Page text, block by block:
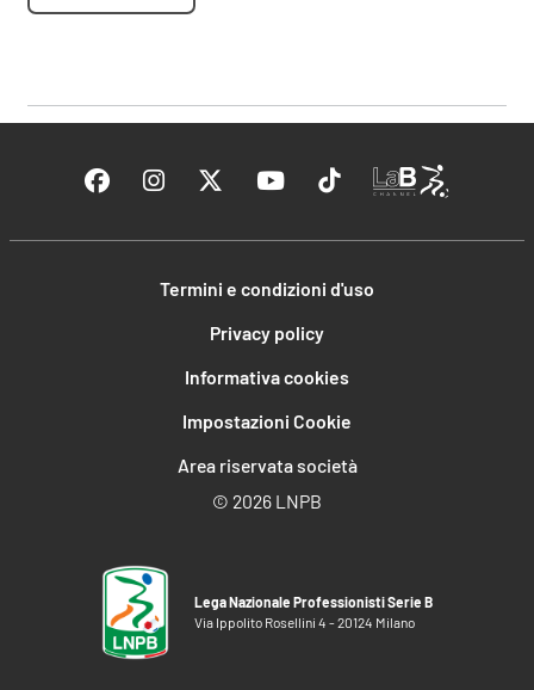
Termini e condizioni d'uso
Privacy policy
Informativa cookies
Impostazioni Cookie
Area riservata società
© 2026 LNPB
Lega Nazionale Professionisti Serie B
Via Ippolito Rosellini 4 - 20124 Milano